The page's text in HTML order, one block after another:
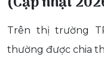
Trên thị trường
thường được chia